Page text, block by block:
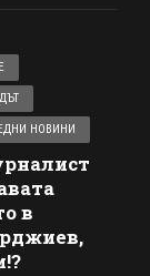
НОВИНИ
в